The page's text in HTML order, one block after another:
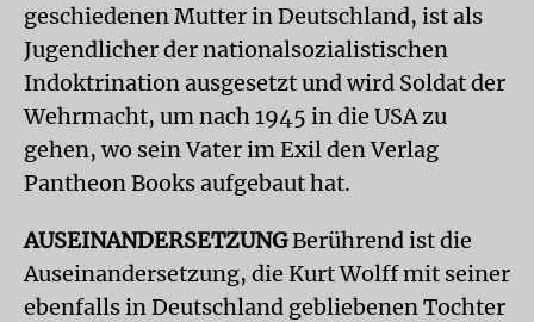
geschiedenen Mutter in Deutschland, ist als
Jugendlicher der nationalsozialistischen
Indoktrination ausgesetzt und wird Soldat der
Wehrmacht, um nach 1945 in die USA zu
gehen, wo sein Vater im Exil den Verlag
Pantheon Books aufgebaut hat.
AUSEINANDERSETZUNGBerührend ist die
Auseinandersetzung, die Kurt Wolff mit seiner
ebenfalls in Deutschland gebliebenen Tochter